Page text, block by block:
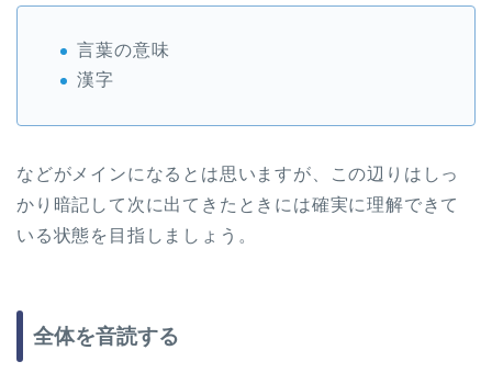
言葉の意味
漢字
などがメインになるとは思いますが、この辺りはしっ
かり暗記して次に出てきたときには確実に理解できて
いる状態を目指しましょう。
全体を音読する